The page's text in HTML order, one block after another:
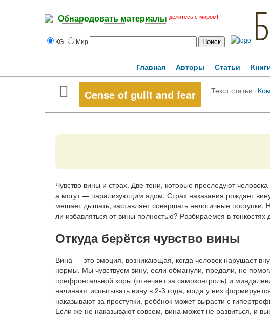
Обнародовать материалы делитесь с миром!
KG Мир
Главная Авторы Статьи
Сense of guilt and fear Текст статьи ·
Чувство вины и страх. Две тени, которые преследуют
а могут — парализующим ядом. Страх наказания рождает
мешает дышать, заставляет совершать нелогичные
ли избавляться от вины полностью? Разбираемся в
Откуда берётся чувство вины
Вина — это эмоция, возникающая, когда человек нарушает
нормы. Мы чувствуем вину, если обманули, предали, не
префронтальной коры (отвечает за самоконтроль) и
начинают испытывать вину в 2-3 года, когда у них
наказывают за проступки, ребёнок может вырасти с
Если же не наказывают совсем, вина может не развиться, и